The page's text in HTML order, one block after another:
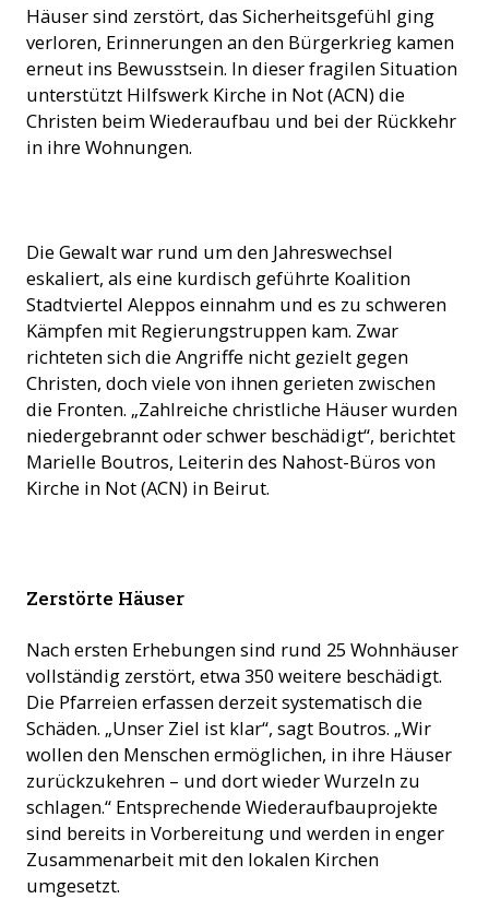
Häuser sind zerstört, das Sicherheitsgefühl ging
verloren, Erinnerungen an den Bürgerkrieg kamen
erneut ins Bewusstsein. In dieser fragilen Situation
unterstützt Hilfswerk Kirche in Not (ACN) die
Christen beim Wiederaufbau und bei der Rückkehr
in ihre Wohnungen.
Die Gewalt war rund um den Jahreswechsel
eskaliert, als eine kurdisch geführte Koalition
Stadtviertel Aleppos einnahm und es zu schweren
Kämpfen mit Regierungstruppen kam. Zwar
richteten sich die Angriffe nicht gezielt gegen
Christen, doch viele von ihnen gerieten zwischen
die Fronten. „Zahlreiche christliche Häuser wurden
niedergebrannt oder schwer beschädigt“, berichtet
Marielle Boutros, Leiterin des Nahost-Büros von
Kirche in Not (ACN) in Beirut.
Zerstörte Häuser
Nach ersten Erhebungen sind rund 25 Wohnhäuser
vollständig zerstört, etwa 350 weitere beschädigt.
Die Pfarreien erfassen derzeit systematisch die
Schäden. „Unser Ziel ist klar“, sagt Boutros. „Wir
wollen den Menschen ermöglichen, in ihre Häuser
zurückzukehren – und dort wieder Wurzeln zu
schlagen.“ Entsprechende Wiederaufbauprojekte
sind bereits in Vorbereitung und werden in enger
Zusammenarbeit mit den lokalen Kirchen
umgesetzt.